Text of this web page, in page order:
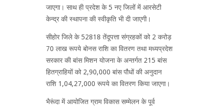
जाएगा। साथ ही प्रदेश के 5 नए जिलों में आरसेटी
केन्द्र की स्थापना की स्वीकृति भी दी जाएगी।
सीहोर जिले के 52818 तेंदूपत्ता संग्रहकों को 2 करोड़
70 लाख रूपये बोनस राशि का वितरण तथा मध्यप्रदेश
सरकार की बांस मिशन योजना के अन्तर्गत 215 बांस
हितग्राहियों को 2,90,000 बांस पौधों की अनुदान
राशि 1,04,27,000 रूपये का वितरण किया जाएगा।
भैरूंदा में आयोजित ग्राम विकास सम्मेलन के पूर्व